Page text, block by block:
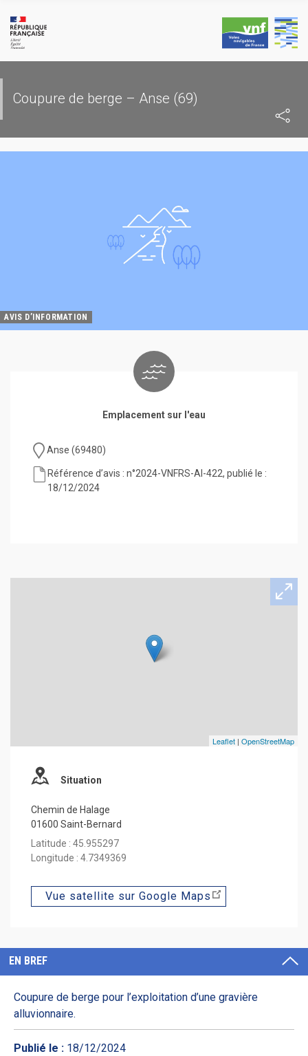
content
Coupure de berge – Anse (69)
AVIS D’INFORMATION
Emplacement sur l'eau
Anse (69480)
Référence d’avis : n°2024-VNFRS-AI-422, publié le :
18/12/2024
Leaflet | OpenStreetMap
Situation
Chemin de Halage
01600 Saint-Bernard
Latitude : 45.955297
Longitude : 4.7349369
Vue satellite sur Google Maps
EN BREF
Coupure de berge pour l’exploitation d’une gravière
alluvionnaire.
Publié le : 18/12/2024